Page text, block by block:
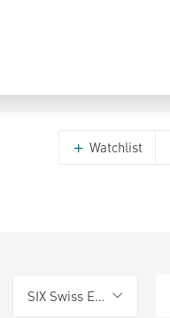
Watchlist
SIX Swiss Exchange